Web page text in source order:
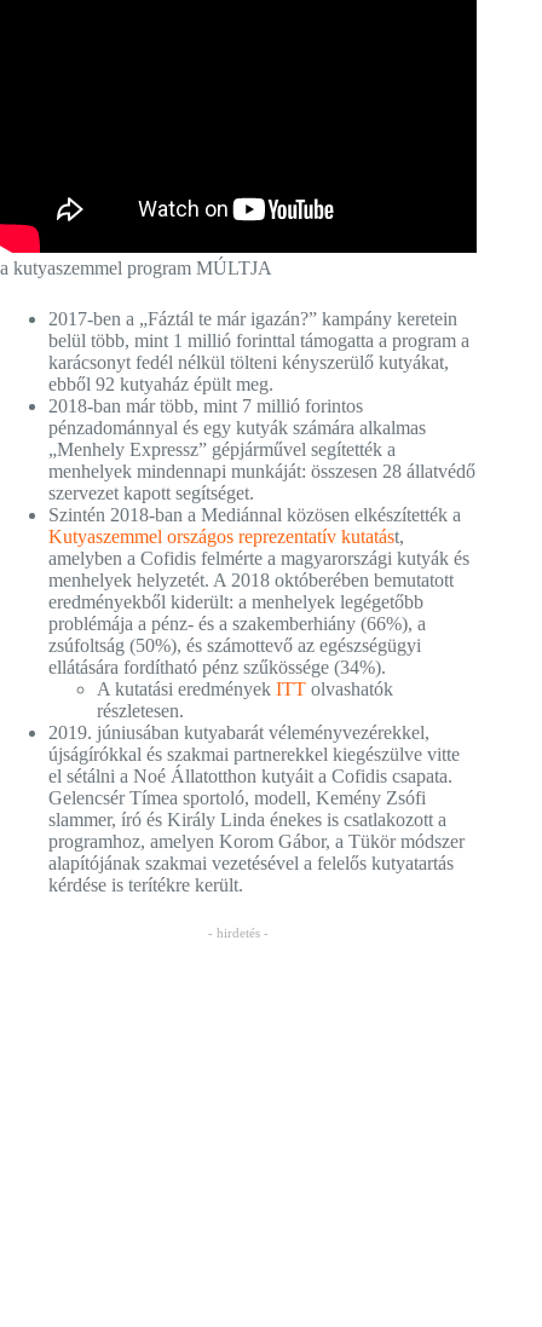
a kutyaszemmel program MÚLTJA
2017-ben a „Fáztál te már igazán?” kampány keretein
belül több, mint 1 millió forinttal támogatta a program a
karácsonyt fedél nélkül tölteni kényszerülő kutyákat,
ebből 92 kutyaház épült meg.
2018-ban már több, mint 7 millió forintos
pénzadománnyal és egy kutyák számára alkalmas
„Menhely Expressz” gépjárművel segítették a
menhelyek mindennapi munkáját: összesen 28 állatvédő
szervezet kapott segítséget.
Szintén 2018-ban a Mediánnal közösen elkészítették a
Kutyaszemmel országos reprezentatív kutatást,
amelyben a Cofidis felmérte a magyarországi kutyák és
menhelyek helyzetét. A 2018 októberében bemutatott
eredményekből kiderült: a menhelyek legégetőbb
problémája a pénz- és a szakemberhiány (66%), a
zsúfoltság (50%), és számottevő az egészségügyi
ellátására fordítható pénz szűkössége (34%).
A kutatási eredmények ITT olvashatók
részletesen.
2019. júniusában kutyabarát véleményvezérekkel,
újságírókkal és szakmai partnerekkel kiegészülve vitte
el sétálni a Noé Állatotthon kutyáit a Cofidis csapata.
Gelencsér Tímea sportoló, modell, Kemény Zsófi
slammer, író és Király Linda énekes is csatlakozott a
programhoz, amelyen Korom Gábor, a Tükör módszer
alapítójának szakmai vezetésével a felelős kutyatartás
kérdése is terítékre került.
- hirdetés -